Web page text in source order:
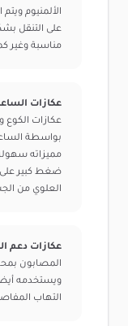
الألمنيوم
على التنقل
مناسبة وغير
عكازات
عكازات
بواسطة
مميزاته
ضغط كبير على
العلوي من
عكازات دعم
المصابون
ويستخدمه
التهاب